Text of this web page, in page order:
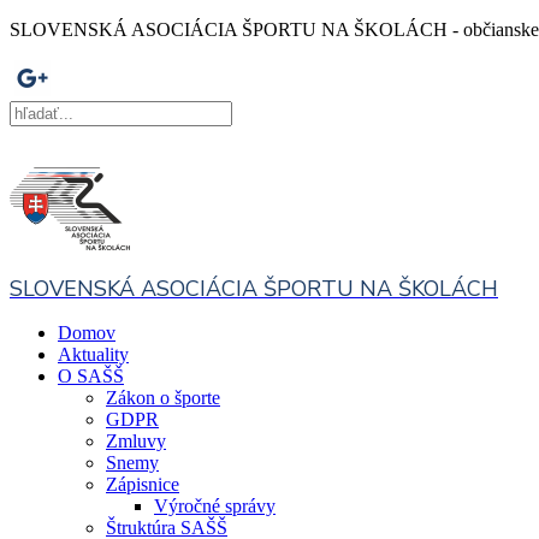
SLOVENSKÁ ASOCIÁCIA ŠPORTU NA ŠKOLÁCH - občianske
SLOVENSKÁ ASOCIÁCIA ŠPORTU NA ŠKOLÁCH
Domov
Aktuality
O SAŠŠ
Zákon o športe
GDPR
Zmluvy
Snemy
Zápisnice
Výročné správy
Štruktúra SAŠŠ